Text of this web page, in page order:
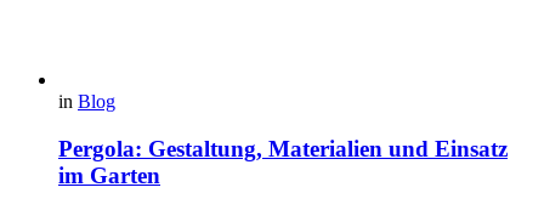
in Blog
Pergola: Gestaltung, Materialien und Einsatz
im Garten